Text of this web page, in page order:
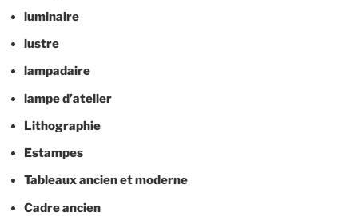
luminaire
lustre
lampadaire
lampe d’atelier
Lithographie
Estampes
Tableaux ancien et moderne
Cadre ancien